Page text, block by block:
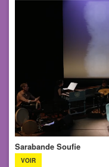
Sarabande Soufie
VOIR